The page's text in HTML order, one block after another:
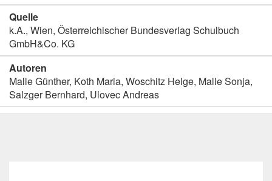
Quelle
k.A., Wien, Österreichischer Bundesverlag Schulbuch
GmbH&Co. KG
Autoren
Malle Günther, Koth Maria, Woschitz Helge, Malle Sonja,
Salzger Bernhard, Ulovec Andreas